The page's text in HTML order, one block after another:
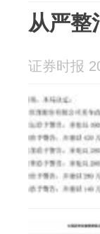
从严整
证券时报